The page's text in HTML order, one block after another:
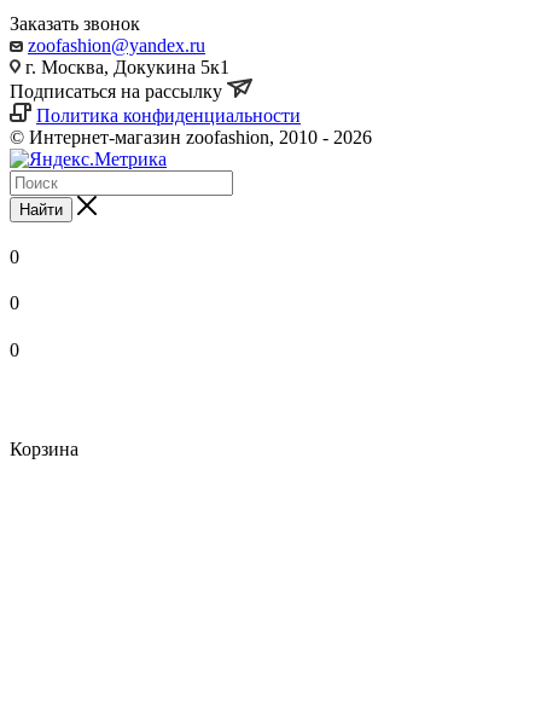
Заказать звонок
zoofashion@yandex.ru
г. Москва, Докукина 5к1
Подписаться на рассылку
Политика конфиденциальности
© Интернет-магазин zoofashion, 2010 - 2026
Найти
0
0
0
Корзина